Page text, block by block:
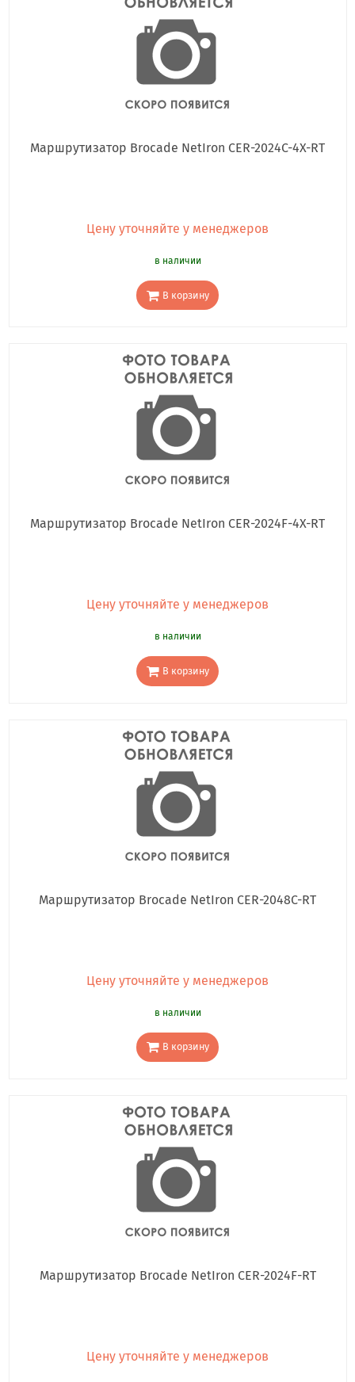
Маршрутизатор Brocade NetIron CER-2024C-4X-RT
Цену уточняйте у менеджеров
в наличии
В корзину
Маршрутизатор Brocade NetIron CER-2024F-4X-RT
Цену уточняйте у менеджеров
в наличии
В корзину
Маршрутизатор Brocade NetIron CER-2048C-RT
Цену уточняйте у менеджеров
в наличии
В корзину
Маршрутизатор Brocade NetIron CER-2024F-RT
Цену уточняйте у менеджеров